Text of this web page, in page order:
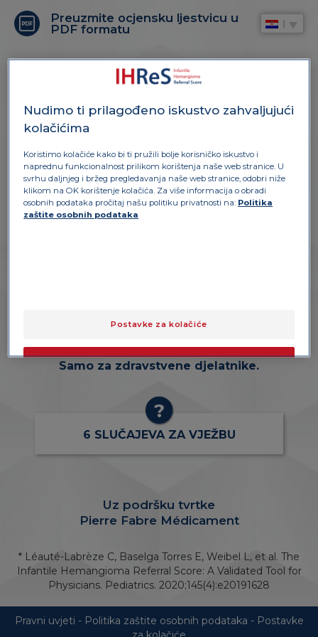
Preuzmite ocjensku ljestvicu u
PDF formatu
OCJENSKA LJESTVICA
djelatnika u vezi s daljnjim upućivanjem na
(IH).
Samo za zdravstvene djelatnike.
6 SLUČAJEVA ZA VJEŽBU
Uz podršku tvrtke
Pierre Fabre Médicament
* Léauté-Labrèze C, Baselga Torres E, Weibel L, et al. The
Infantile Hemangioma Referral Score: A Validated Tool for
Physicians. Pediatrics. 2020;145(4):e20191628
Pravni uvjeti - Politika zaštite osobnih podataka - Postavke
Nudimo ti prilagođeno iskustvo zahvaljujući
kolačićima
Koristimo kolačiće kako bi ti pružili bolje korisničko iskustvo i
naprednu funkcionalnost prilikom korištenja naše web stranice. U
svrhu daljnjeg i bržeg pregledavanja naše web stranice, odobri niže
klikom na OK korištenje kolačića. Za više informacija o obradi
osobnih podataka pročitaj našu politiku privatnosti na: Politika
zaštite osobnih podataka
Postavke za kolačiće
Samo obvezni kolačići
OK